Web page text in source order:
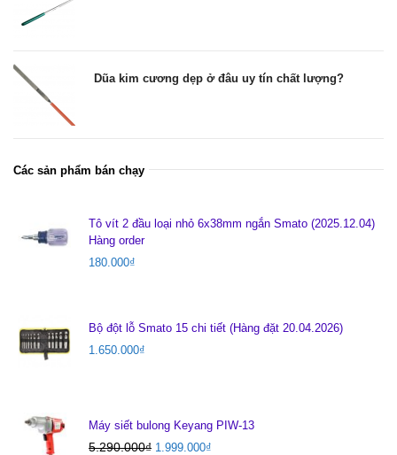
Dũa kim cương dẹp ở đâu uy tín chất lượng?
Các sản phẩm bán chạy
Tô vít 2 đầu loại nhỏ 6x38mm ngắn Smato (2025.12.04)
Hàng order
180.000₫
Bộ đột lỗ Smato 15 chi tiết (Hàng đặt 20.04.2026)
1.650.000₫
Máy siết bulong Keyang PIW-13
5.290.000₫ 1.999.000₫